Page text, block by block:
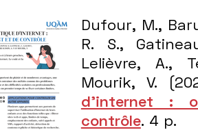
Dufour, M.,
R. S.,
Lelièvre, A.,
Mourik, V.
d'internet :
contrôle. 4 p.